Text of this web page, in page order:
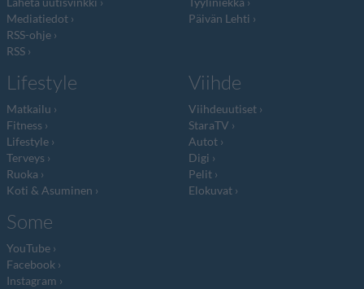
Mediatiedot
RSS-ohje
RSS
Päivän Lehti
Lifestyle
Matkailu
Fitness
Lifestyle
Terveys
Ruoka
Koti & Asuminen
Viihde
Viihdeuutiset
StaraTV
Autot
Digi
Pelit
Elokuvat
Some
YouTube
Facebook
Instagram